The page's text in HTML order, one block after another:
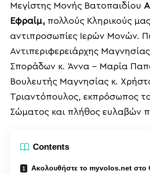
Μεγίστης Μονής Βατοπαιδίου
Εφραίμ, πολλούς Κληρικούς
αντιπροσωπίες Ιερών Μονών.
Αντιπεριφερειάρχης
Σποράδων κ. Άννα – Μαρία
Βουλευτής Μαγνησίας κ.
Τριαντόπουλος, εκπρόσωπος
Σώματος και πλήθος ευλαβών
Contents
Ακολουθήστε το myvolos.net στο